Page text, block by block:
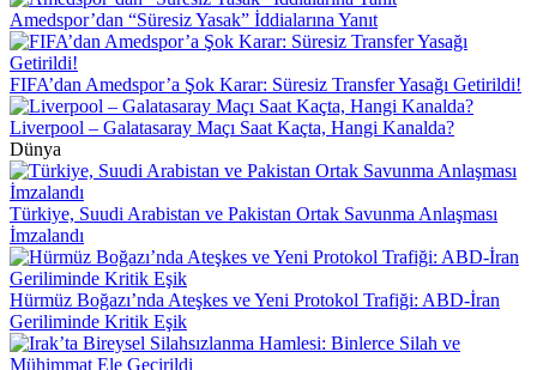
Amedspor’dan “Süresiz Yasak” İddialarına Yanıt
FIFA’dan Amedspor’a Şok Karar: Süresiz Transfer Yasağı Getirildi!
Liverpool – Galatasaray Maçı Saat Kaçta, Hangi Kanalda?
Dünya
Türkiye, Suudi Arabistan ve Pakistan Ortak Savunma Anlaşması
İmzalandı
Hürmüz Boğazı’nda Ateşkes ve Yeni Protokol Trafiği: ABD-İran
Geriliminde Kritik Eşik